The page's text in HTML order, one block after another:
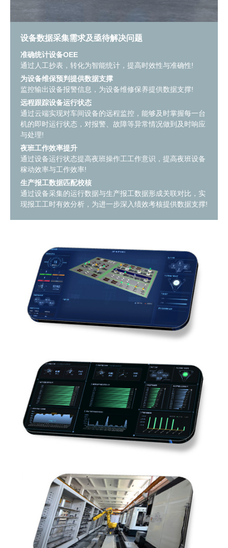
设备数据采集需求及亟待解决问题
准确统计设备OEE
通过人工抄表，转化为智能统计，提高时效性与准确性!
为设备维保预判提供数据支撑
监控输出设备报警信息，为设备维修保养提供数据支撑!
远程跟踪设备运行状态
通过云端实现对车间设备的远程监控，能够及时掌握每一台
机的即时运行状态，对报警、故障等异常情况做到及时响应
与处理!
夜班工作效率提升
通过设备运行状态提高夜班操作工工作意识，提高夜班设备
稼动效率与工作效率!
生产报工数据匹配校核
通过设备采集的运行数据与生产报工数据形成关联对比，实
现报工工时有效分析，为进一步深入绩效考核提供数据支撑!